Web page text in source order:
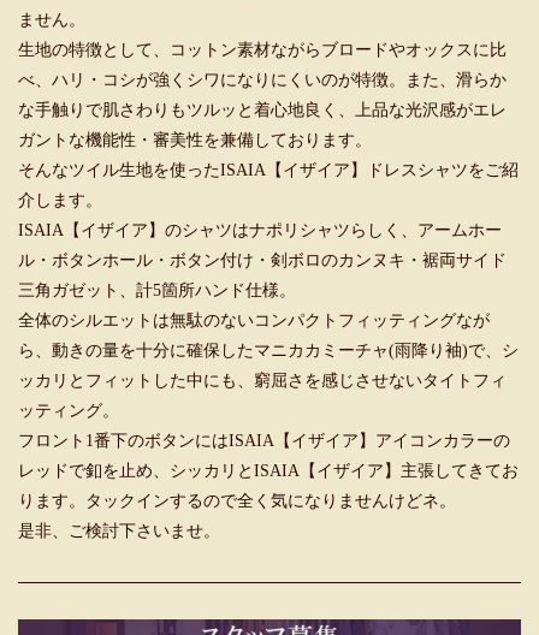
ません。
生地の特徴として、コットン素材ながらブロードやオックスに比
べ、ハリ・コシが強くシワになりにくいのが特徴。また、滑らか
な手触りで肌さわりもツルッと着心地良く、上品な光沢感がエレ
ガントな機能性・審美性を兼備しております。
そんなツイル生地を使ったISAIA【イザイア】ドレスシャツをご紹
介します。
ISAIA【イザイア】のシャツはナポリシャツらしく、アームホー
ル・ボタンホール・ボタン付け・剣ボロのカンヌキ・裾両サイド
三角ガゼット、計5箇所ハンド仕様。
全体のシルエットは無駄のないコンパクトフィッティングなが
ら、動きの量を十分に確保したマニカカミーチャ(雨降り袖)で、シ
ッカリとフィットした中にも、窮屈さを感じさせないタイトフィ
ッティング。
フロント1番下のボタンにはISAIA【イザイア】アイコンカラーの
レッドで釦を止め、シッカリとISAIA【イザイア】主張してきてお
ります。タックインするので全く気になりませんけどネ。
是非、ご検討下さいませ。